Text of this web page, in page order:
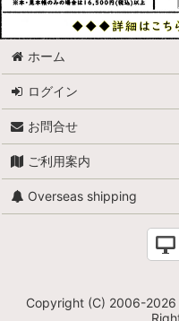
ホーム
ログイン
お問合せ
ご利用案内
Overseas shipping
Copyright (C) 2006-